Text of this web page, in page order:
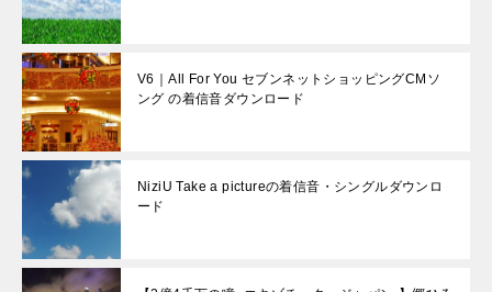
V6｜All For You セブンネットショッピングCMソ
ング の着信音ダウンロード
NiziU Take a pictureの着信音・シングルダウンロ
ード